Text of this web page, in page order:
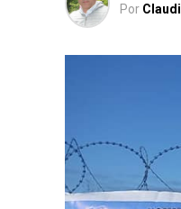
Por